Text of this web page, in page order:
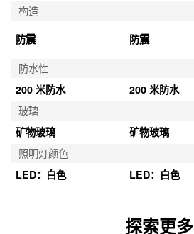
构造
防震
防震
防水性
200 米防水
200 米防水
玻璃
矿物玻璃
矿物玻璃
照明灯颜色
LED：白色
LED：白色
探索更多